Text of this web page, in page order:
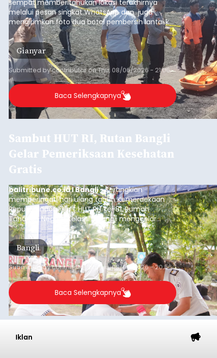
sempat memberitahukan lokasi terakhirnya
melalui pesan singkat WhatsApp dan juga
mengirimkan foto dua botol pembersih lantai ke
istrinya.
Gianyar
Submitted bycontributoronThu, 08/06/2026 - 21:06
Baca Selengkapnya
Sambut HUT RI, Rutan Bangli
Gelar Pemeriksaan Kesehatan
Gratis
balitribune.co.id I Bangli -Serangkian
memperingati hari ulang tahun Kemerdekaan
Republik Indonesia ( HUT RI) ke-81, Rumah
Tahanan Negara Kelas II B Bangli menggelar
kegiatan pemeriksaan kesehatan gratis, Rabu
(6/8/2026).
Bangli
Submitted bycontributor Thu, 08/06/2026 - 20:56
Baca Selengkapnya
Iklan